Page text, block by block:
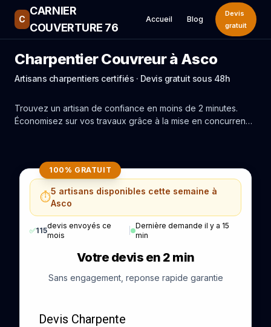
C
CARNIER
COUVERTURE 76
Accueil Blog
Devis
gratuit
Charpentier Couvreur à Asco
Artisans charpentiers certifiés · Devis gratuit sous 48h
Trouvez un artisan de confiance en moins de 2 minutes.
Économisez sur vos travaux grâce à la mise en concurrence
100% GRATUIT
⏱️5 artisans disponibles cette semaine à
Asco
✅115
devis envoyés ce
mois
|
Dernière demande il y a 15
min
Votre devis en 2 min
Sans engagement, reponse rapide garantie
Devis Charpente